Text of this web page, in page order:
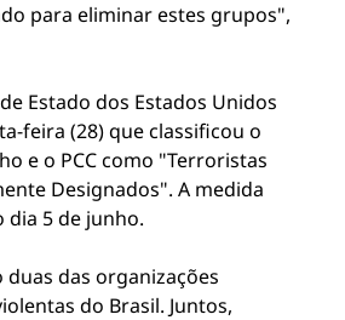
para eliminar estes grupos",
Estado dos Estados Unidos
feira (28) que classificou o
e o PCC como "Terroristas
Designados". A medida
dia 5 de junho.
duas das organizações
do Brasil. Juntos,